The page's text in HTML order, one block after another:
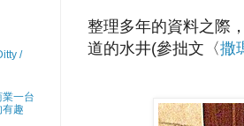
整理多年的資料之際
道的水井(參拙文〈撒
/
一台
趣